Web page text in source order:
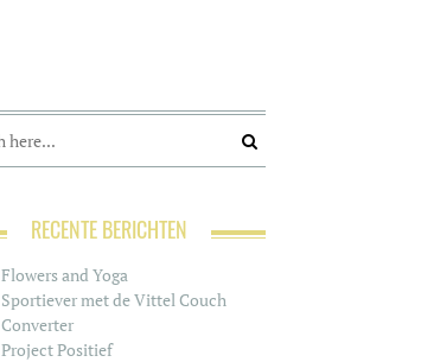
RECENTE BERICHTEN
Flowers and Yoga
Sportiever met de Vittel Couch
Converter
Project Positief